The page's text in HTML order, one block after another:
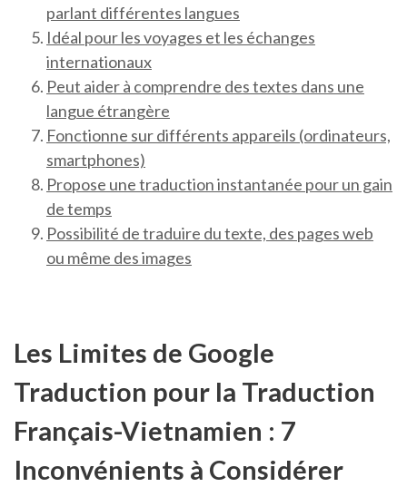
parlant différentes langues
Idéal pour les voyages et les échanges
internationaux
Peut aider à comprendre des textes dans une
langue étrangère
Fonctionne sur différents appareils (ordinateurs,
smartphones)
Propose une traduction instantanée pour un gain
de temps
Possibilité de traduire du texte, des pages web
ou même des images
Les Limites de Google
Traduction pour la Traduction
Français-Vietnamien : 7
Inconvénients à Considérer